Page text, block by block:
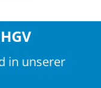
in unserer